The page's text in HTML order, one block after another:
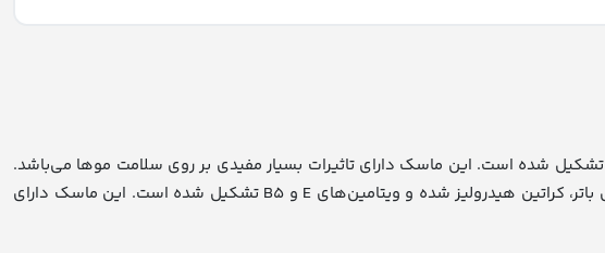
محصول ماسک موی خشک با آبکشی بوتا درای بوتانیس از موادی چون شی باتر، کراتین هیدرولیز شده و ویتامین‌های E و B۵ تشکیل شده است. این ماسک دارای تاثیرات بسیار مفیدی بر روی سلامت موها می‌باشد.
شی باتر موجود در این ترکیب، باعث بهبود سلامت محصول ماسک موی خشک با آبکشی بوتا درای بوتانیس از موادی چون شی باتر، کراتین هیدرولیز شده و ویتامین‌های E و B۵ تشکیل شده است. این ماسک دارای